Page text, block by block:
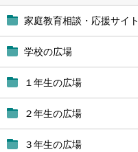
家庭教育相談・応援サイト
学校の広場
１年生の広場
２年生の広場
３年生の広場